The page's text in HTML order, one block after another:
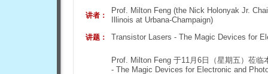
讲者：
Prof. Milton Feng (the Nick Holonyak Jr.
Illinois at Urbana-Champaign)
讲题： Transistor Lasers - The Magic Devices for
Prof. Milton Feng 于11月6日（星期五）莅
- The Magic Devices for Electronic and